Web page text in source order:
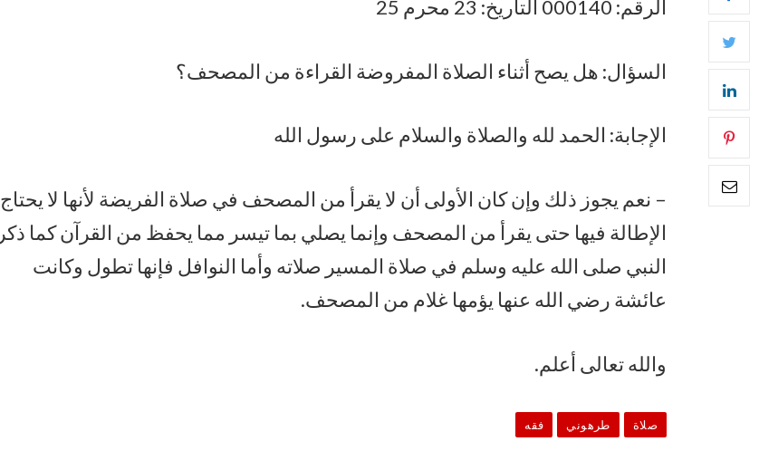
الرقم: 000140 التاريخ: 23 محرم 25
السؤال: هل يصح أثناء الصلاة المفروضة القراءة من المصحف؟
الإجابة: الحمد لله والصلاة والسلام على رسول الله
– نعم يجوز ذلك وإن كان الأولى أن لا يقرأ من المصحف في صلاة الفريضة لأنها لا يحتاج
الإطالة فيها حتى يقرأ من المصحف وإنما يصلي بما تيسر مما يحفظ من القرآن كما ذكر
النبي صلى الله عليه وسلم في صلاة المسير صلاته وأما النوافل فإنها تطول وكانت
عائشة رضي الله عنها يؤمها غلام من المصحف.
والله تعالى أعلم.
صلاة طرهوني فقه